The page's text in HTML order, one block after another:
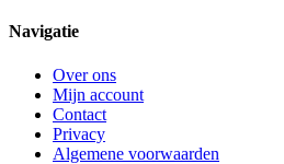
Navigatie
Over ons
Mijn account
Contact
Privacy
Algemene voorwaarden